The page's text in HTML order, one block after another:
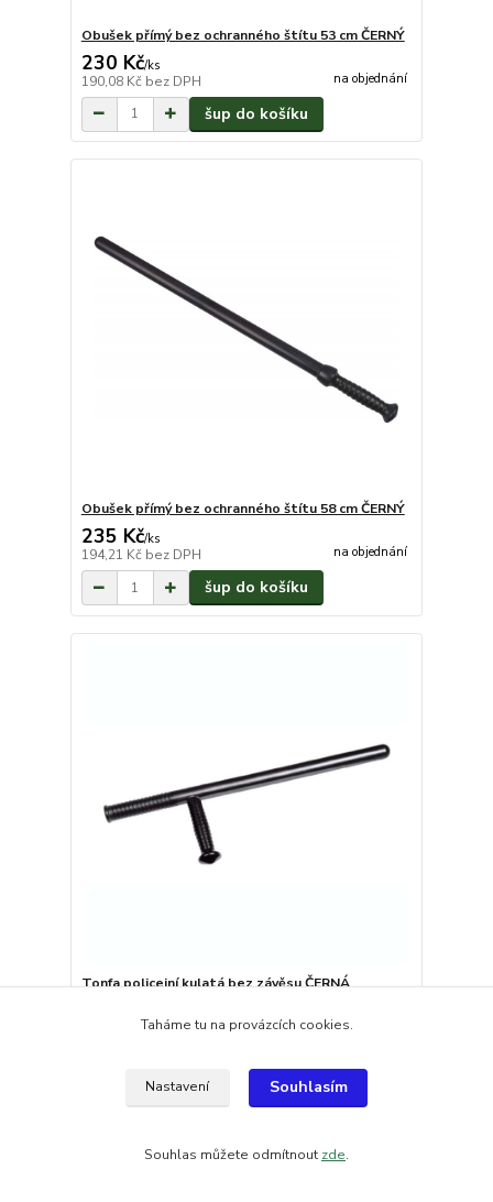
Obušek přímý bez ochranného štítu 53 cm ČERNÝ
230 Kč/ks
190,08 Kč bez DPH na objednání
šup do košíku
Obušek přímý bez ochranného štítu 58 cm ČERNÝ
235 Kč/ks
194,21 Kč bez DPH na objednání
šup do košíku
Tonfa policejní kulatá bez závěsu ČERNÁ
194,21 Kčbez DPH na objednání
Taháme tu na provázcích cookies.
Nastavení Souhlasím
Souhlas můžete odmítnout zde.